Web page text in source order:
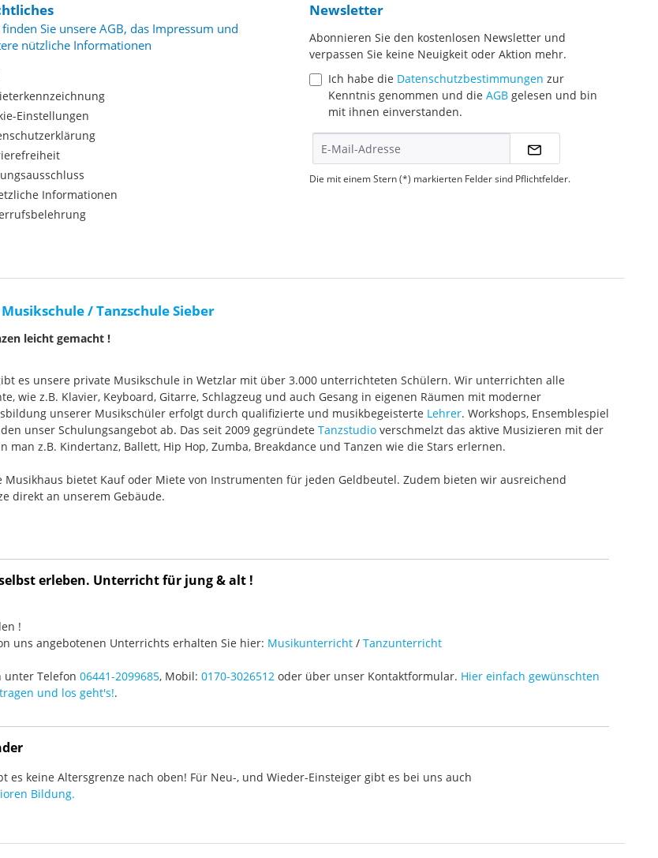
Sie unsere AGB, das Impressum und
nützliche Informationen
Einstellungen
Informationen
Newsletter
Abonnieren Sie den kostenlosen Newsletter und
verpassen Sie keine Neuigkeit oder Aktion mehr.
Ich habe die Datenschutzbestimmungen zur
Kenntnis genommen und die AGB gelesen und bin
mit ihnen einverstanden.
Die mit einem Stern (*) markierten Felder sind Pflichtfelder.
/ Tanzschule Sieber
leicht gemacht !
es unsere private Musikschule in Wetzlar mit über 3.000 unterrichteten Schülern. Wir unterrichten alle
wie z.B. Klavier, Keyboard, Gitarre, Schlagzeug und auch Gesang in eigenen Räumen mit moderner
unserer Musikschüler erfolgt durch qualifizierte und musikbegeisterte Lehrer. Workshops, Ensemblespiel
unser Schulungsangebot ab. Das seit 2009 gegründete Tanzstudio verschmelzt das aktive Musizieren mit der
man z.B. Kindertanz, Ballett, Hip Hop, Zumba, Breakdance und Tanzen wie die Stars erlernen.
Musikhaus bietet Kauf oder Miete von Instrumenten für jeden Geldbeutel. Zudem bieten wir ausreichend
direkt an unserem Gebäude.
erleben. Unterricht für jung & alt !
!
uns angebotenen Unterrichts erhalten Sie hier: Musikunterricht / Tanzunterricht
unter Telefon 06441-2099685, Mobil: 0170-3026512 oder über unser Kontaktformular. Hier einfach gewünschten
und los geht's!.
es keine Altersgrenze nach oben! Für Neu-, und Wieder-Einsteiger gibt es bei uns auch
Bildung.